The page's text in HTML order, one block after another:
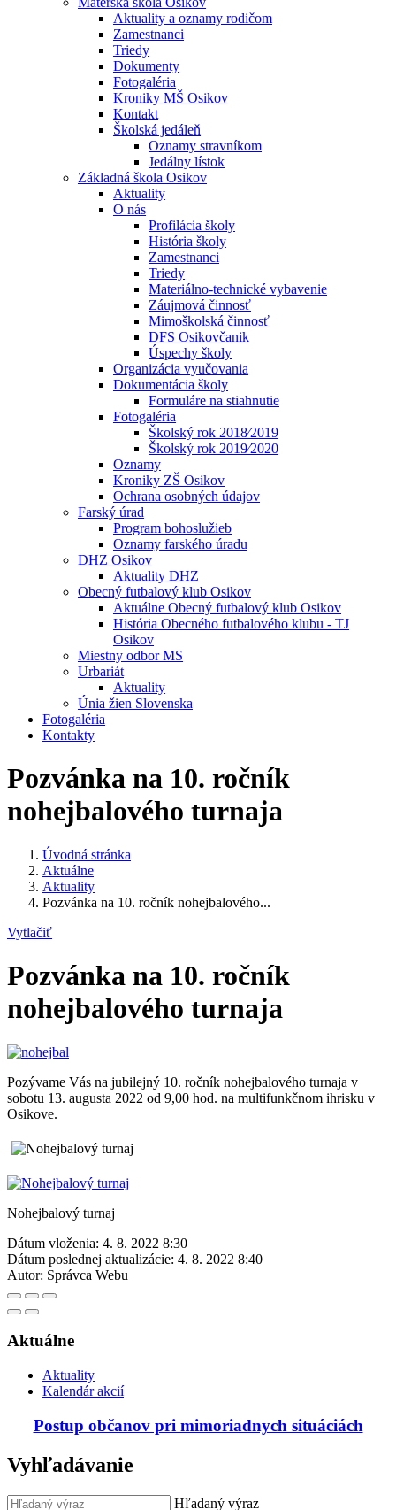
Aktuality a oznamy rodičom
Zamestnanci
Triedy
Dokumenty
Fotogaléria
Kroniky MŠ Osikov
Kontakt
Školská jedáleň
Oznamy stravníkom
Jedálny lístok
Základná škola Osikov
Aktuality
O nás
Profilácia školy
História školy
Zamestnanci
Triedy
Materiálno-technické vybavenie
Záujmová činnosť
Mimoškolská činnosť
DFS Osikovčanik
Úspechy školy
Organizácia vyučovania
Dokumentácia školy
Formuláre na stiahnutie
Fotogaléria
Školský rok 2018⁄2019
Školský rok 2019⁄2020
Oznamy
Kroniky ZŠ Osikov
Ochrana osobných údajov
Farský úrad
Program bohoslužieb
Oznamy farského úradu
DHZ Osikov
Aktuality DHZ
Obecný futbalový klub Osikov
Aktuálne Obecný futbalový klub Osikov
História Obecného futbalového klubu - TJ
Osikov
Miestny odbor MS
Urbariát
Aktuality
Únia žien Slovenska
Fotogaléria
Kontakty
Pozvánka na 10. ročník
nohejbalového turnaja
Úvodná stránka
Aktuálne
Aktuality
Pozvánka na 10. ročník nohejbalového...
Vytlačiť
Pozvánka na 10. ročník
nohejbalového turnaja
Pozývame Vás na jubilejný 10. ročník nohejbalového turnaja v
sobotu 13. augusta 2022 od 9,00 hod. na multifunkčnom ihrisku v
Osikove.
Nohejbalový turnaj
Dátum vloženia: 4. 8. 2022 8:30
Dátum poslednej aktualizácie: 4. 8. 2022 8:40
Autor: Správca Webu
Aktuálne
Aktuality
Kalendár akcií
Postup občanov pri mimoriadnych situáciách
Vyhľadávanie
Hľadaný výraz